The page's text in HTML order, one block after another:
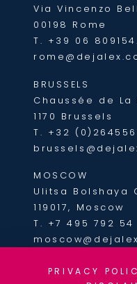
Via Vincenzo
00198 Rome
T. +39 06
BRUSSELS
Chaussée de La
1170 Brussels
T. +32
MOSCOW
Ulitsa Bolshaya
119017, Moscow
T. +7 495 792 54
PRIVACY